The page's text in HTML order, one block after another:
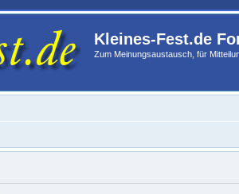
Kleines-Fest.de
Zum Meinungsaustausch, für